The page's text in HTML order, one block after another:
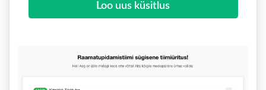
Loo uus küsitlus